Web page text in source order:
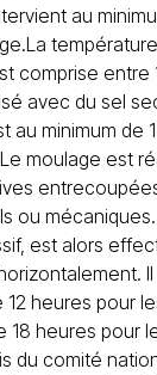
au
comprise entre
avec du sel
au minimum de
moulage est
ou
est alors
Il
12 heures pour
18 heures pour
du comité